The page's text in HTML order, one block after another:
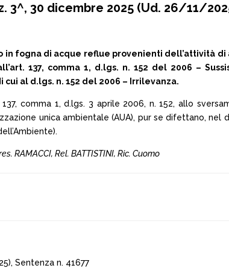
3^, 30 dicembre 2025 (Ud. 26/11/
in fogna di acque reflue provenienti dell’attività
137, comma 1, d.lgs. n. 152 del 2006 –
al d.lgs. n. 152 del 2006 – Irrilevanza.
comma 1, d.lgs. 3 aprile 2006, n. 152, allo
unica ambientale (AUA), pur se difettano, nel
RAMACCI, Rel. BATTISTINI, Ric. Cuomo
Sentenza n. 41677